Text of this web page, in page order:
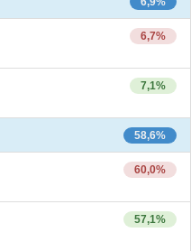
6,7%
7,1%
58,6%
60,0%
57,1%